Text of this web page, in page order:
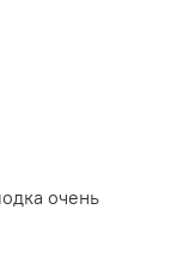
очень